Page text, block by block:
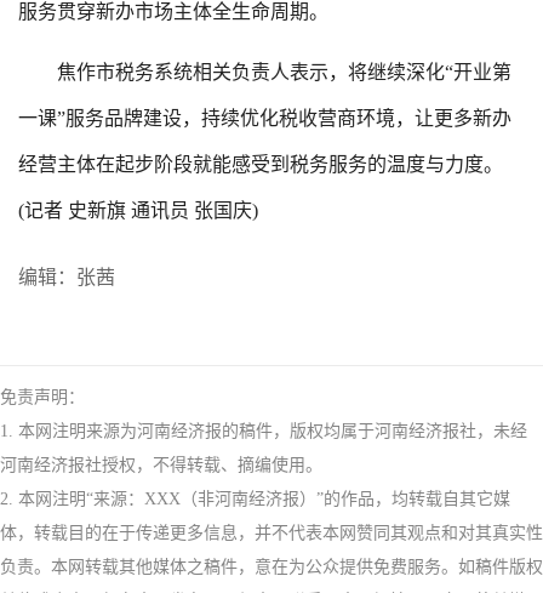
服务贯穿新办市场主体全生命周期。
焦作市税务系统相关负责人表示，将继续深化“开业第
一课”服务品牌建设，持续优化税收营商环境，让更多新办
经营主体在起步阶段就能感受到税务服务的温度与力度。
(记者 史新旗 通讯员 张国庆)
编辑：张茜
免责声明：
1. 本网注明来源为河南经济报的稿件，版权均属于河南经济报社，未经
河南经济报社授权，不得转载、摘编使用。
2. 本网注明“来源：XXX（非河南经济报）”的作品，均转载自其它媒
体，转载目的在于传递更多信息，并不代表本网赞同其观点和对其真实性
负责。本网转载其他媒体之稿件，意在为公众提供免费服务。如稿件版权